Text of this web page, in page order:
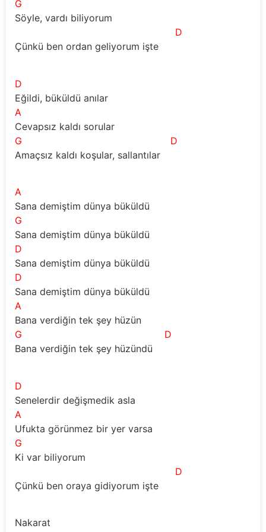
G
Söyle, vardı biliyorum
D
Çünkü ben ordan geliyorum işte
D
Eğildi, büküldü anılar
A
Cevapsız kaldı sorular
G
D
Amaçsız kaldı koşular, sallantılar
A
Sana demiştim dünya büküldü
G
Sana demiştim dünya büküldü
D
Sana demiştim dünya büküldü
D
Sana demiştim dünya büküldü
A
Bana verdiğin tek şey hüzün
G
D
Bana verdiğin tek şey hüzündü
D
Senelerdir değişmedik asla
A
Ufukta görünmez bir yer varsa
G
Ki var biliyorum
D
Çünkü ben oraya gidiyorum işte
Nakarat